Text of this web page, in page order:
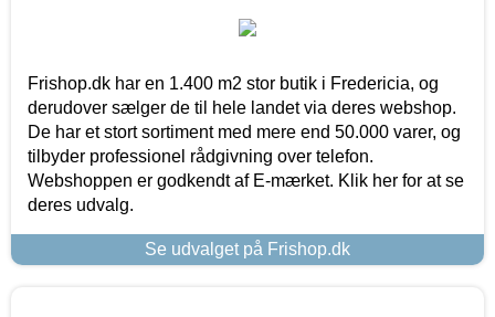
Frishop.dk har en 1.400 m2 stor butik i Fredericia, og
derudover sælger de til hele landet via deres webshop.
De har et stort sortiment med mere end 50.000 varer, og
tilbyder professionel rådgivning over telefon.
Webshoppen er godkendt af E-mærket. Klik her for at se
deres udvalg.
Se udvalget på Frishop.dk